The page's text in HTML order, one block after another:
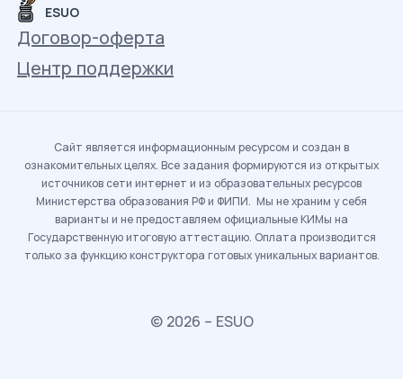
ESUO
Договор-оферта
Центр поддержки
Сайт является информационным ресурсом и создан в
ознакомительных целях. Все задания формируются из открытых
источников сети интернет и из образовательных ресурсов
Министерства образования РФ и ФИПИ. Мы не храним у себя
варианты и не предоставляем официальные КИМы на
Государственную итоговую аттестацию. Оплата производится
только за функцию конструктора готовых уникальных вариантов.
© 2026 – ESUO